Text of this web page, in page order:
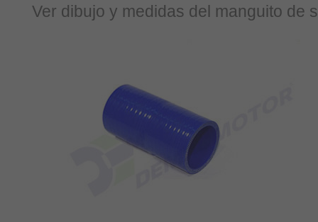
Ver dibujo y medidas del manguito de